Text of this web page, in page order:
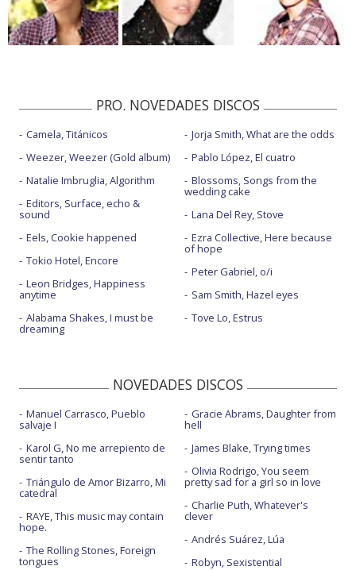
PRO. NOVEDADES DISCOS
Camela, Titánicos
Weezer, Weezer (Gold album)
Natalie Imbruglia, Algorithm
Editors, Surface, echo &
sound
Eels, Cookie happened
Tokio Hotel, Encore
Leon Bridges, Happiness
anytime
Alabama Shakes, I must be
dreaming
Jorja Smith, What are the odds
Pablo López, El cuatro
Blossoms, Songs from the
wedding cake
Lana Del Rey, Stove
Ezra Collective, Here because
of hope
Peter Gabriel, o/i
Sam Smith, Hazel eyes
Tove Lo, Estrus
NOVEDADES DISCOS
Manuel Carrasco, Pueblo
salvaje I
Karol G, No me arrepiento de
sentir tanto
Triángulo de Amor Bizarro, Mi
catedral
RAYE, This music may contain
hope.
The Rolling Stones, Foreign
tongues
Gracie Abrams, Daughter from
hell
James Blake, Trying times
Olivia Rodrigo, You seem
pretty sad for a girl so in love
Charlie Puth, Whatever's
clever
Andrés Suárez, Lúa
Robyn, Sexistential